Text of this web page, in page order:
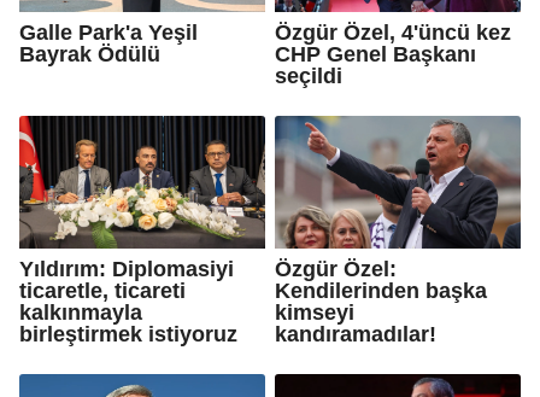
Galle Park'a Yeşil
Bayrak Ödülü
Özgür Özel, 4'üncü kez
CHP Genel Başkanı
seçildi
Yıldırım: Diplomasiyi
ticaretle, ticareti
kalkınmayla
birleştirmek istiyoruz
Özgür Özel:
Kendilerinden başka
kimseyi
kandıramadılar!